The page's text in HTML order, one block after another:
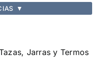
▼
Jarras y Termos